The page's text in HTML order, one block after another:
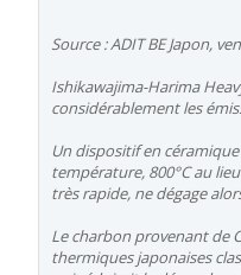
Source : ADIT BE Japon,
Ishikawajima-Harima
considérablement les
Un dispositif en
température, 800°C au
très rapide, ne dégage
Le charbon provenant de
thermiques japonaises